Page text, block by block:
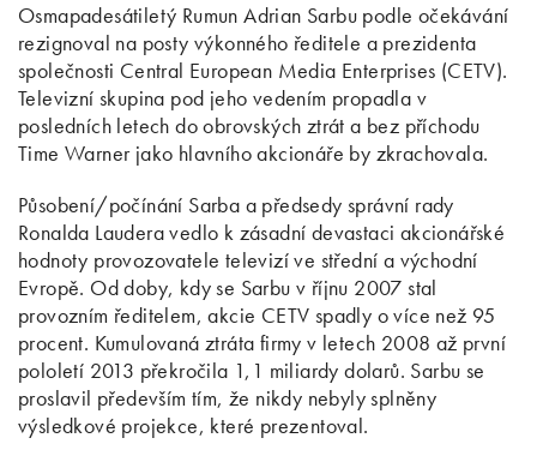
Osmapadesátiletý Rumun Adrian Sarbu podle očekávání
rezignoval na posty výkonného ředitele a prezidenta
společnosti Central European Media Enterprises (CETV).
Televizní skupina pod jeho vedením propadla v
posledních letech do obrovských ztrát a bez příchodu
Time Warner jako hlavního akcionáře by zkrachovala.
Působení/počínání Sarba a předsedy správní rady
Ronalda Laudera vedlo k zásadní devastaci akcionářské
hodnoty provozovatele televizí ve střední a východní
Evropě. Od doby, kdy se Sarbu v říjnu 2007 stal
provozním ředitelem, akcie CETV spadly o více než 95
procent. Kumulovaná ztráta firmy v letech 2008 až první
pololetí 2013 překročila 1,1 miliardy dolarů. Sarbu se
proslavil především tím, že nikdy nebyly splněny
výsledkové projekce, které prezentoval.